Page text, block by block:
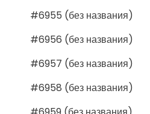
#6955 (без названия)
#6956 (без названия)
#6957 (без названия)
#6958 (без названия)